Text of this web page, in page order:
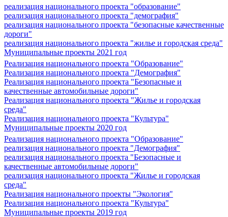
реализация национального проекта "образование"
реализация национального проекта "демография"
реализация национального проекта "безопасные качественные
дороги"
реализация национального проекта "жилье и городская среда"
Муниципальные проекты 2021 год
Реализация национального проекта "Образование"
Реализация национального проекта "Демография"
Реализация национального проекта "Безопасные и
качественные автомобильные дороги"
Реализация национального проекта "Жилье и городская
среда"
Реализация национального проекта "Культура"
Муниципальные проекты 2020 год
Реализация национального проекта "Образование"
реализация национального проекта "Демография"
реализация национального проекта "Безопасные и
качественные автомобильные дороги"
реализация национального проекта "Жилье и городская
среда"
Реализация национального проекты "Экология"
Реализация национального проекта "Культура"
Муниципальные проекты 2019 год